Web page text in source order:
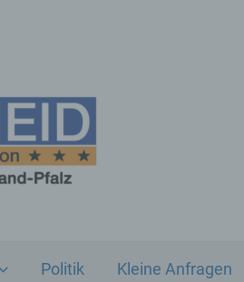
Politik Kleine Anfragen